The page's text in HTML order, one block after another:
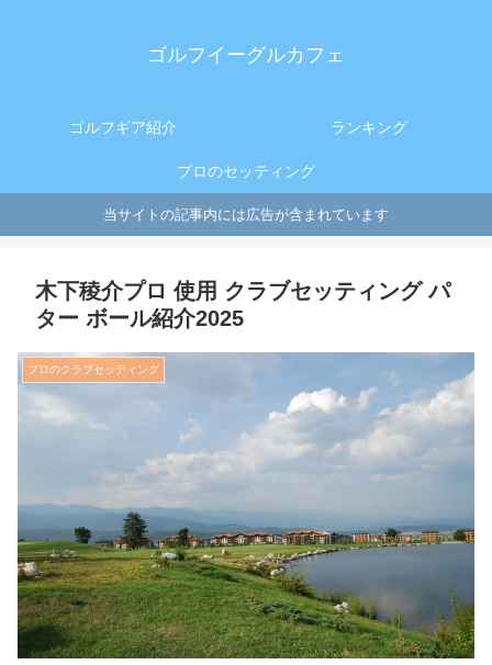
ゴルフイーグルカフェ
ゴルフギア紹介 ランキング
プロのセッティング
当サイトの記事内には広告が含まれています
木下稜介プロ 使用 クラブセッティング パ
ター ボール紹介2025
プロのクラブセッティング